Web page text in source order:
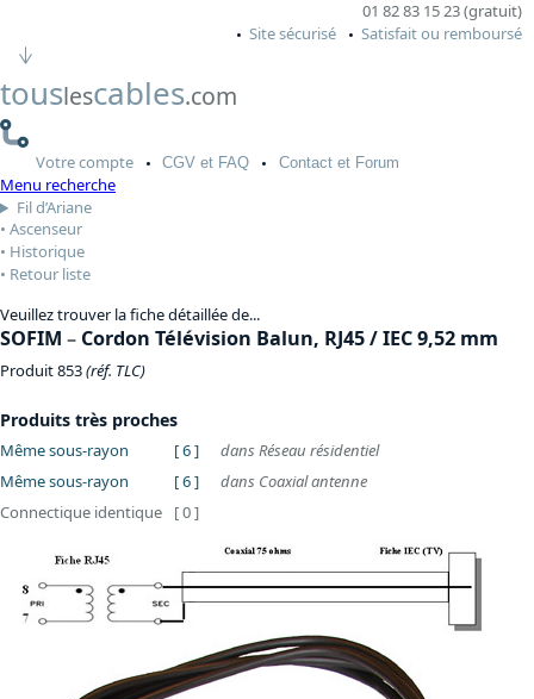
01 82 83 15 23 (gratuit)
Site sécurisé
Satisfait ou remboursé
touslescables.com
Votrecompte CGV et FAQ Contactet Forum
Menu recherche
Fil d’Ariane
Ascenseur
Historique
Retour liste
Veuillez trouver la fiche détaillée de...
SOFIM – Cordon Télévision Balun, RJ45 / IEC 9,52 mm
Produit 853(réf. TLC)
Produits très proches
Même sous-rayon [ 6 ]
dans Réseau résidentiel
Même sous-rayon
[ 6 ]
dans Coaxial antenne
Connectique identique
[ 0 ]